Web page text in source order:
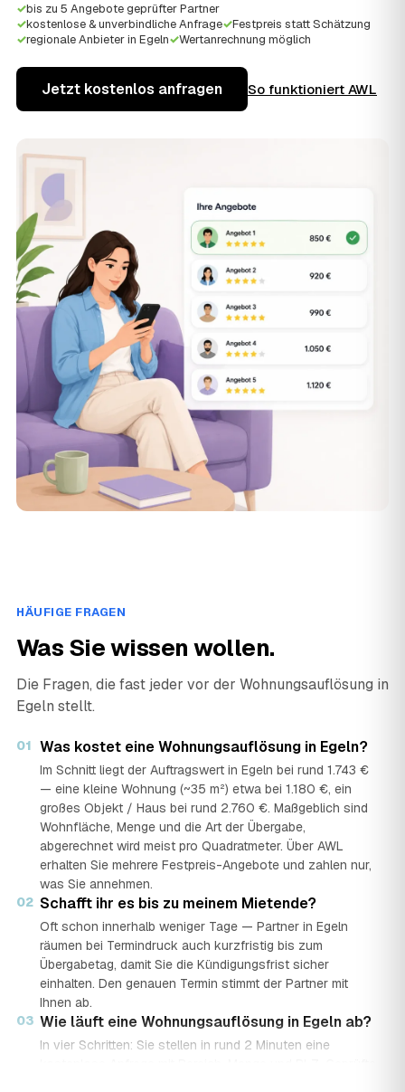
✓bis zu 5 Angebote geprüfter Partner
✓kostenlose & unverbindliche Anfrage✓Festpreis statt Schätzung
✓regionale Anbieter in Egeln✓Wertanrechnung möglich
Jetzt kostenlos anfragen So funktioniert AWL
HÄUFIGE FRAGEN
Was Sie wissen wollen.
Die Fragen, die fast jeder vor der Wohnungsauflösung in
Egeln stellt.
01 Was kostet eine Wohnungsauflösung in Egeln?
Im Schnitt liegt der Auftragswert in Egeln bei rund 1.743 €
— eine kleine Wohnung (~35 m²) etwa bei 1.180 €, ein
großes Objekt / Haus bei rund 2.760 €. Maßgeblich sind
Wohnfläche, Menge und die Art der Übergabe,
abgerechnet wird meist pro Quadratmeter. Über AWL
erhalten Sie mehrere Festpreis-Angebote und zahlen nur,
was Sie annehmen.
02 Schafft ihr es bis zu meinem Mietende?
Oft schon innerhalb weniger Tage — Partner in Egeln
räumen bei Termindruck auch kurzfristig bis zum
Übergabetag, damit Sie die Kündigungsfrist sicher
einhalten. Den genauen Termin stimmt der Partner mit
Ihnen ab.
03 Wie läuft eine Wohnungsauflösung in Egeln ab?
In vier Schritten: Sie stellen in rund 2 Minuten eine